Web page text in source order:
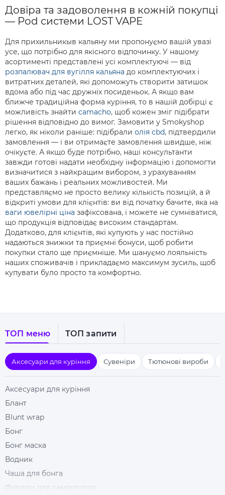
Довіра та задоволення в кожній покупці
— Pod системи LOST VAPE
Для прихильникыв кальяну ми пропонуємо вашій увазі
усе, що потрібно для якісного відпочинку. У нашому
асортименті представлені усі комплектуючі — від
розпалювач для вугілля кальяна до комплектуючих і
витратних деталей, які допоможуть створити затишок
вдома або під час дружніх посиденьок. А якщо вам
ближче традиційна форма куріння, то в нашій добірці є
можливість знайти camacho, щоб кожен зміг підібрати
рішення відповідно до вимог. Замовити у Smokyshop
легко, як ніколи раніше: підібрали олія cbd, підтвердили
замовлення — і ви отримаєте замовлення швидше, ніж
очікуєте. А якщо буде потрібно, наші консультанти
завжди готові надати необхідну інформацію і допомогти
визначитися з найкращим вибором, з урахуванням
ваших бажань і реальних можливостей. Ми
представляємо не просто велику кількість позицій, а й
відкриті умови для клієнтів: ви від початку бачите, яка на
ваги ювелірні ціна зафіксована, і можете не сумніватися,
що продукція відповідає високим стандартам.
Додатково, для клієнтів, які купують у нас постійно
надаються знижки та приємні бонуси, щоб робити
покупки стало ще приємніше. Ми шануємо лояльність
наших споживачів і прикладаємо максимум зусиль, щоб
купувати було просто та комфортно.
ТОП меню ТОП запити
Аксесуари для куріння Сувеніри Тютюнові вироби
Аксесуари для куріння
Блант
Blunt wrap
Бонг
Бонг маска
Водник
Чаша для бонга
Фільтри для самокруток